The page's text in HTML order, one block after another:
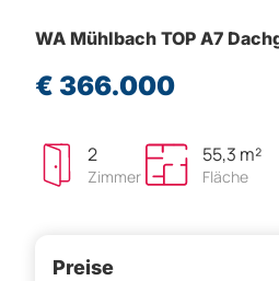
WA Mühlbach TOP A7
€ 366.000
2
Zimmer
55,3 m²
Fläche
Preise